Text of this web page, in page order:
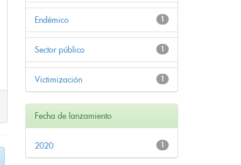
1
Endémico
1
Sector público
1
Victimización
Fecha de lanzamiento
1
2020